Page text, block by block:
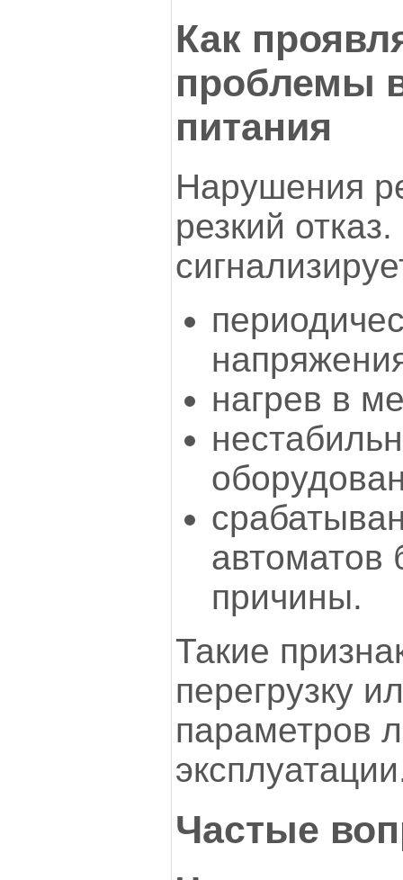
Как
проблемы
питания
Нарушения
резкий
нагрев в
автоматов
причины.
Такие
перегрузку
параметров
Частые